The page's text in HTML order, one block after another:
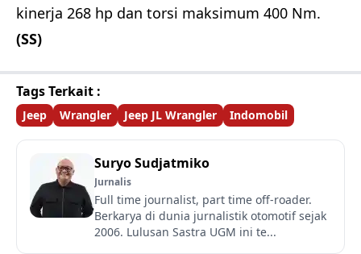
kinerja 268 hp dan torsi maksimum 400 Nm.
(SS)
Tags Terkait :
Jeep Wrangler Jeep JL Wrangler Indomobil
Suryo Sudjatmiko
Jurnalis
Full time journalist, part time off-roader.
Berkarya di dunia jurnalistik otomotif sejak
2006. Lulusan Sastra UGM ini te...